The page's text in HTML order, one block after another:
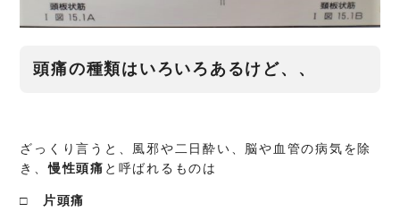
頭痛の種類はいろいろあるけど、、
ざっくり言うと、風邪や二日酔い、脳や血管の病気を除
き、慢性頭痛 と呼ばれるものは
□ 片頭痛